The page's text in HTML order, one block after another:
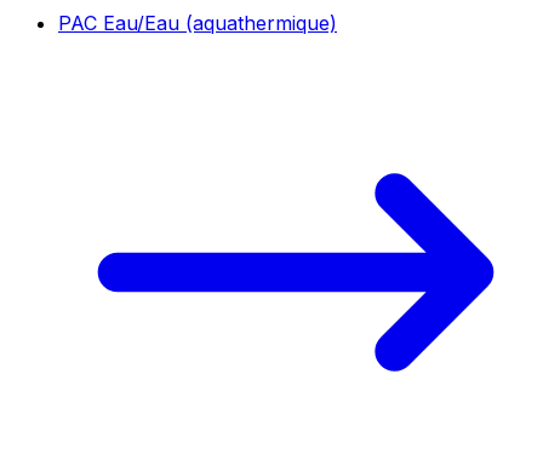
PAC Eau/Eau (aquathermique)